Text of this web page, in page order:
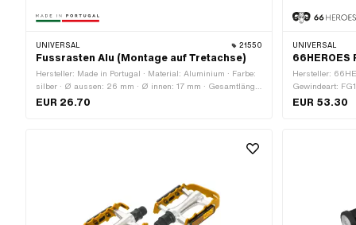
UNIVERSAL 21550
Fussrasten Alu (Montage auf Tretachse)
Hersteller: Made in Portugal · Material: Aluminium · Farbe:
silber · Ø aussen: 26 mm · Ø innen: 17 mm · Gesamtlänge:
105 mm · Reflektoren: Nein
EUR 26.70
UNIVERSAL
Hersteller:
Gewindeart:
28 mm ·
EUR 53.30